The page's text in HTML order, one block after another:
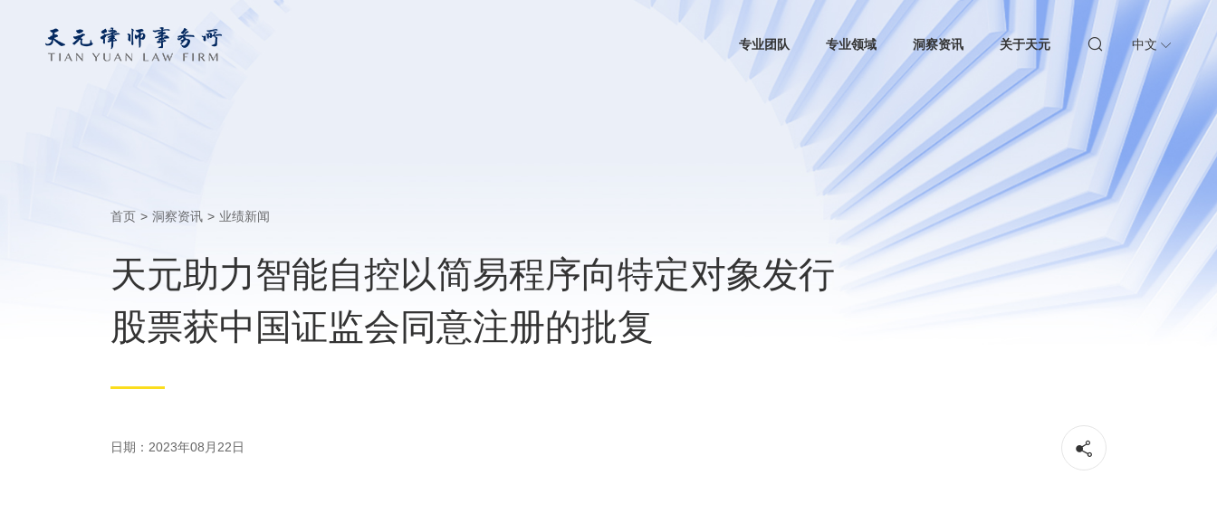
专业团队 专业领域 洞察资讯 关于天元 中文
首页 > 洞察资讯 > 业绩新闻
天元助力智能自控以简易程序向特定对象发行
股票获中国证监会同意注册的批复
日期：2023年08月22日